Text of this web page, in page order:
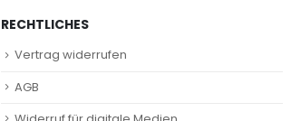
RECHTLICHES
Vertrag widerrufen
AGB